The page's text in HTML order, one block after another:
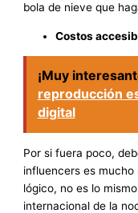
bola de nieve que
Costos
¡Muy
reproducción
digital
Por si fuera poco,
influencers es mucho
lógico, no es lo
internacional de la